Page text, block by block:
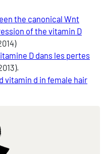
the canonical Wnt
of the vitamin D
D dans les pertes
vitamin d in female hair